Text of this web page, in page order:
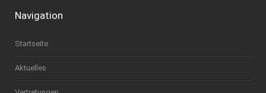
Navigation
Startseite
Aktuelles